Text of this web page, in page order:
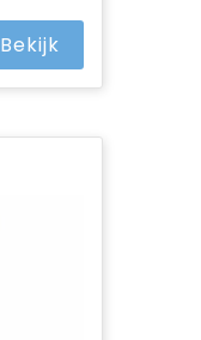
Bekijk